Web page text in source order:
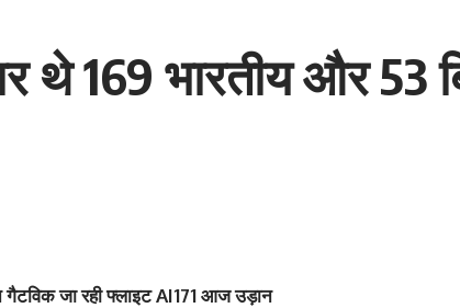
थे 169 भारतीय और 53
गैटविक जा रही फ्लाइट AI171 आज उड़ान